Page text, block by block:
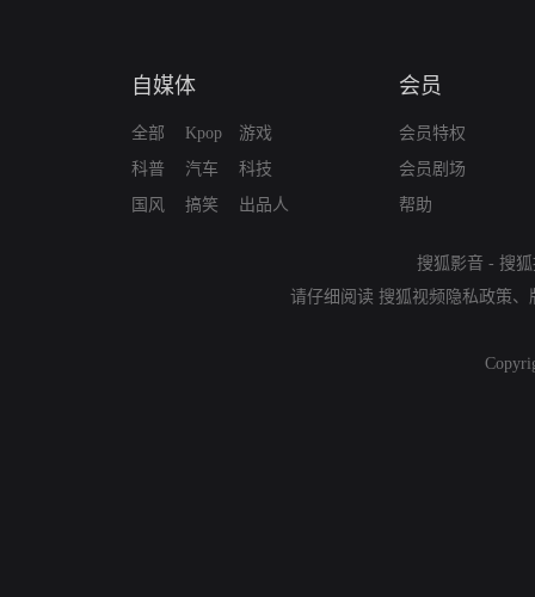
自媒体
全部
科普
国风
Kpop
汽车
搞笑
游戏
科技
出品人
会员
会员特权
会员剧场
帮助
搜狐影音 - 搜
请仔细阅读 搜狐视频隐私政策、